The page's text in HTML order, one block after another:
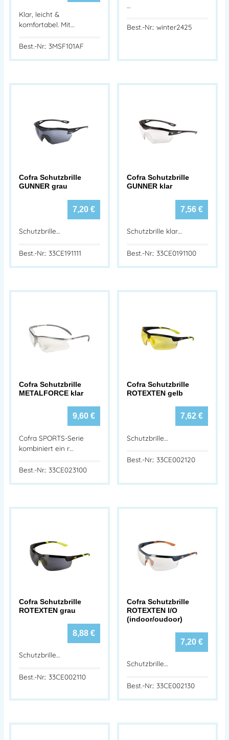
Klar, leicht &
komfortabel. Mit…
Best.-Nr.: 3MSF101AF
…
Best.-Nr.: winter2425
Cofra Schutzbrille
GUNNER grau
7,20 €
Schutzbrille…
Best.-Nr.: 33CE191111
Cofra Schutzbrille
GUNNER klar
7,56 €
Schutzbrille klar…
Best.-Nr.: 33CE0191100
Cofra Schutzbrille
METALFORCE klar
9,60 €
Cofra SPORTS-Serie
kombiniert ein r…
Best.-Nr.: 33CE023100
Cofra Schutzbrille
ROTEXTEN gelb
7,62 €
Schutzbrille…
Best.-Nr.: 33CE002120
Cofra Schutzbrille
ROTEXTEN grau
8,88 €
Schutzbrille…
Best.-Nr.: 33CE002110
Cofra Schutzbrille
ROTEXTEN I/O
(indoor/oudoor)
7,20 €
Schutzbrille…
Best.-Nr.: 33CE002130